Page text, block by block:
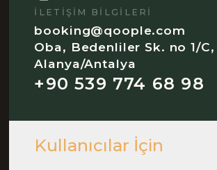
İLETIŞIM BILGILERI
booking@qoople.com
Oba, Bedenliler Sk. no 1/
Alanya/Antalya
+90 539 774 68 98
Kullanıcılar İçin